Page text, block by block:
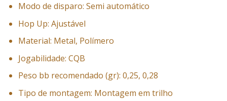
Modo de disparo: Semi automático
Hop Up: Ajustável
Material: Metal, Polímero
Jogabilidade: CQB
Peso bb recomendado (gr): 0,25, 0,28
Tipo de montagem: Montagem em trilho